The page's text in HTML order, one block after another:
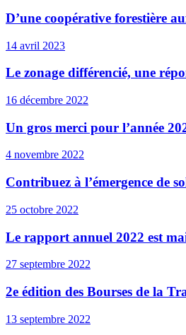
D’une coopérative forestière
14 avril 2023
Le zonage différencié, une
16 décembre 2022
Un gros merci pour l’année
4 novembre 2022
Contribuez à l’émergence de
25 octobre 2022
Le rapport annuel 2022 est
27 septembre 2022
2e édition des Bourses de la
13 septembre 2022